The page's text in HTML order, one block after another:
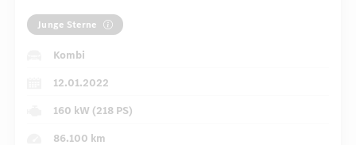
Junge Sterne
Kombi
12.01.2022
160 kW (218 PS)
86.100 km